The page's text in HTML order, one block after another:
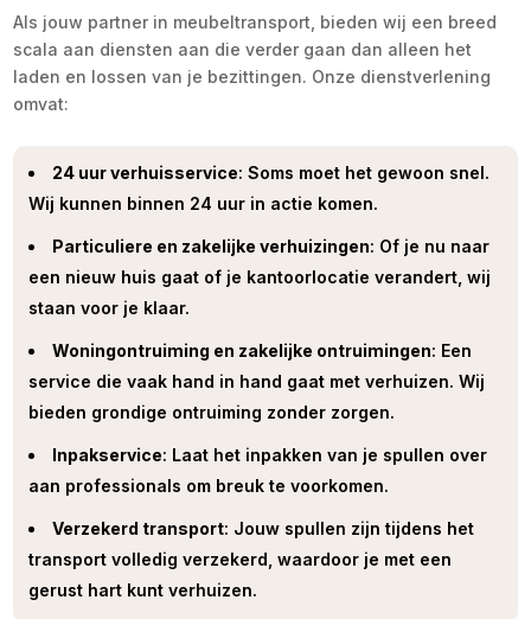
Als jouw partner in meubeltransport, bieden wij een breed
scala aan diensten aan die verder gaan dan alleen het
laden en lossen van je bezittingen. Onze dienstverlening
omvat:
24 uur verhuisservice: Soms moet het gewoon snel.
Wij kunnen binnen 24 uur in actie komen.
Particuliere en zakelijke verhuizingen: Of je nu naar
een nieuw huis gaat of je kantoorlocatie verandert, wij
staan voor je klaar.
Woningontruiming en zakelijke ontruimingen: Een
service die vaak hand in hand gaat met verhuizen. Wij
bieden grondige ontruiming zonder zorgen.
Inpakservice: Laat het inpakken van je spullen over
aan professionals om breuk te voorkomen.
Verzekerd transport: Jouw spullen zijn tijdens het
transport volledig verzekerd, waardoor je met een
gerust hart kunt verhuizen.